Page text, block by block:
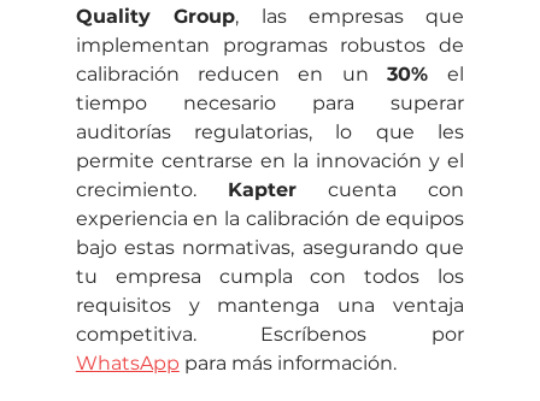
Quality Group, las empresas que
implementan programas robustos de
calibración reducen en un 30% el
tiempo necesario para superar
auditorías regulatorias, lo que les
permite centrarse en la innovación y el
crecimiento. Kapter cuenta con
experiencia en la calibración de equipos
bajo estas normativas, asegurando que
tu empresa cumpla con todos los
requisitos y mantenga una ventaja
WhatsApp para más información.